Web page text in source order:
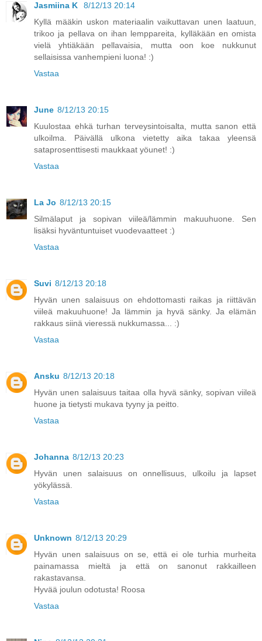
Jasmiina K
8/12/13 20:14
Kyllä määkin uskon materiaalin vaikuttavan unen laatuun,
trikoo ja pellava on ihan lemppareita, kylläkään en omista
vielä yhtiäkään pellavaisia, mutta oon koe nukkunut
sellaisissa vanhempieni luona! :)
Vastaa
June 8/12/13 20:15
Kuulostaa ehkä turhan terveysintoisalta, mutta sanon että
ulkoilma. Päivällä ulkona vietetty aika takaa yleensä
sataprosenttisesti maukkaat yöunet! :)
Vastaa
La Jo 8/12/13 20:15
Silmälaput ja sopivan viileä/lämmin makuuhuone. Sen
lisäksi hyväntuntuiset vuodevaatteet :)
Vastaa
Suvi 8/12/13 20:18
Hyvän unen salaisuus on ehdottomasti raikas ja riittävän
viileä makuuhuone! Ja lämmin ja hyvä sänky. Ja elämän
rakkaus siinä vieressä nukkumassa... :)
Vastaa
Ansku 8/12/13 20:18
Hyvän unen salaisuus taitaa olla hyvä sänky, sopivan viileä
huone ja tietysti mukava tyyny ja peitto.
Vastaa
Johanna 8/12/13 20:23
Hyvän unen salaisuus on onnellisuus, ulkoilu ja lapset
yökylässä.
Vastaa
Unknown 8/12/13 20:29
Hyvän unen salaisuus on se, että ei ole turhia murheita
painamassa mieltä ja että on sanonut rakkailleen
rakastavansa.
Hyvää joulun odotusta! Roosa
Vastaa